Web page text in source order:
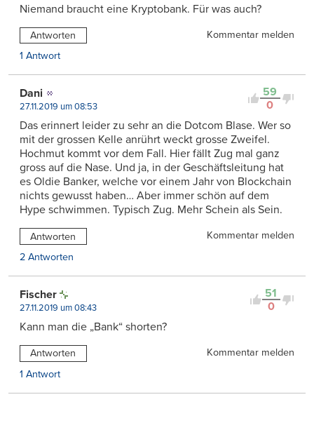
Niemand braucht eine Kryptobank. Für was auch?
Antworten
Kommentar melden
1 Antwort
59
0
Dani
27.11.2019 um 08:53
Das erinnert leider zu sehr an die Dotcom Blase. Wer so
mit der grossen Kelle anrührt weckt grosse Zweifel.
Hochmut kommt vor dem Fall. Hier fällt Zug mal ganz
gross auf die Nase. Und ja, in der Geschäftsleitung hat
es Oldie Banker, welche vor einem Jahr von Blockchain
nichts gewusst haben… Aber immer schön auf dem
Hype schwimmen. Typisch Zug. Mehr Schein als Sein.
Antworten
Kommentar melden
2 Antworten
51
0
Fischer
27.11.2019 um 08:43
Kann man die „Bank“ shorten?
Antworten
Kommentar melden
1 Antwort